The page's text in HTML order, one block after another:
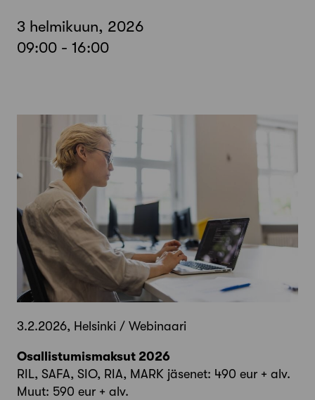
3 helmikuun, 2026
09:00 - 16:00
3.2.2026, Helsinki / Webinaari
Osallistumismaksut 2026
RIL, SAFA, SIO, RIA, MARK jäsenet: 490 eur + alv.
Muut: 590 eur + alv.